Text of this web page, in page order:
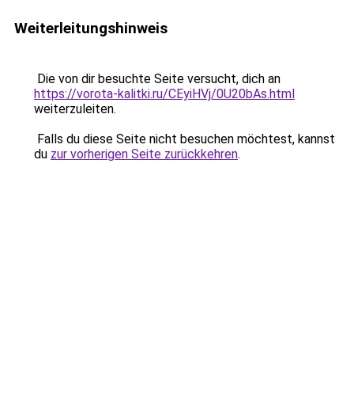
Weiterleitungshinweis
Die von dir besuchte Seite versucht, dich an
https://vorota-kalitki.ru/CEyiHVj/0U20bAs.html
weiterzuleiten.
Falls du diese Seite nicht besuchen möchtest, kannst
du zur vorherigen Seite zurückkehren.